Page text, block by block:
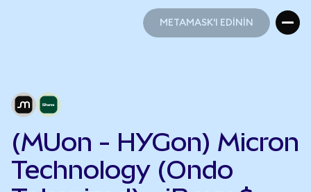
METAMASK'I EDİNİN
(MUon - HYGon) Micron
Technology (Ondo